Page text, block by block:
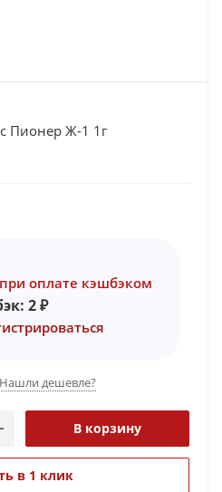
Пионер Ж-1 1г
при оплате кэшбэком
2₽
Нашли дешевле?
В корзину
в 1 клик